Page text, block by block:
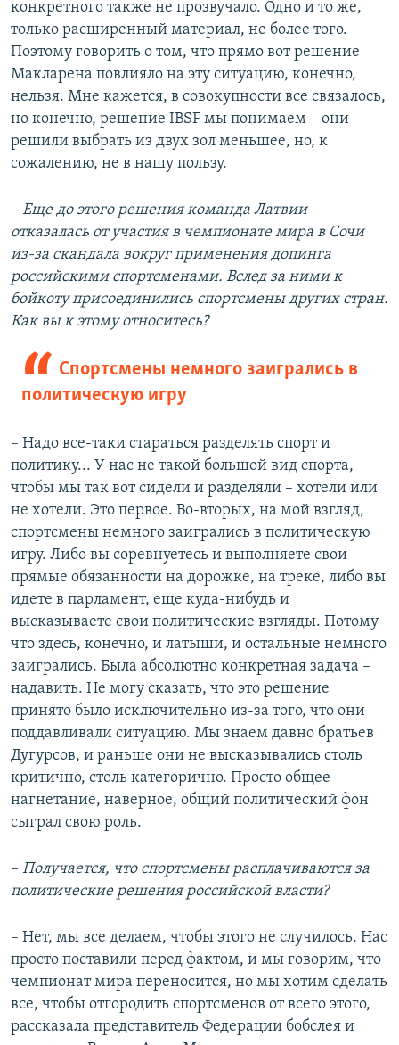
конкретного также не прозвучало. Одно и то же,
только расширенный материал, не более того.
Поэтому говорить о том, что прямо вот решение
Макларена повлияло на эту ситуацию, конечно,
нельзя. Мне кажется, в совокупности все связалось,
но конечно, решение IBSF мы понимаем – они
решили выбрать из двух зол меньшее, но, к
сожалению, не в нашу пользу.
–​ Еще до этого решения команда Латвии
отказалась от участия в чемпионате мира в Сочи
из-за скандала вокруг применения допинга
российскими спортсменами. Вслед за ними к
бойкоту присоединились спортсмены других стран.
Как вы к этому относитесь?
Спортсмены немного заигрались в
политическую игру
– Надо все-таки стараться разделять спорт и
политику... У нас не такой большой вид спорта,
чтобы мы так вот сидели и разделяли – хотели или
не хотели. Это первое. Во-вторых, на мой взгляд,
спортсмены немного заигрались в политическую
игру. Либо вы соревнуетесь и выполняете свои
прямые обязанности на дорожке, на треке, либо вы
идете в парламент, еще куда-нибудь и
высказываете свои политические взгляды. Потому
что здесь, конечно, и латыши, и остальные немного
заигрались. Была абсолютно конкретная задача –
надавить. Не могу сказать, что это решение
принято было исключительно из-за того, что они
поддавливали ситуацию. Мы знаем давно братьев
Дугурсов, и раньше они не высказывались столь
критично, столь категорично. Просто общее
нагнетание, наверное, общий политический фон
сыграл свою роль.
–​ Получается, что спортсмены расплачиваются за
политические решения российской власти?
– Нет, мы все делаем, чтобы этого не случилось. Нас
просто поставили перед фактом, и мы говорим, что
чемпионат мира переносится, но мы хотим сделать
все, чтобы отгородить спортсменов от всего этого,
рассказала представитель Федерации бобслея и